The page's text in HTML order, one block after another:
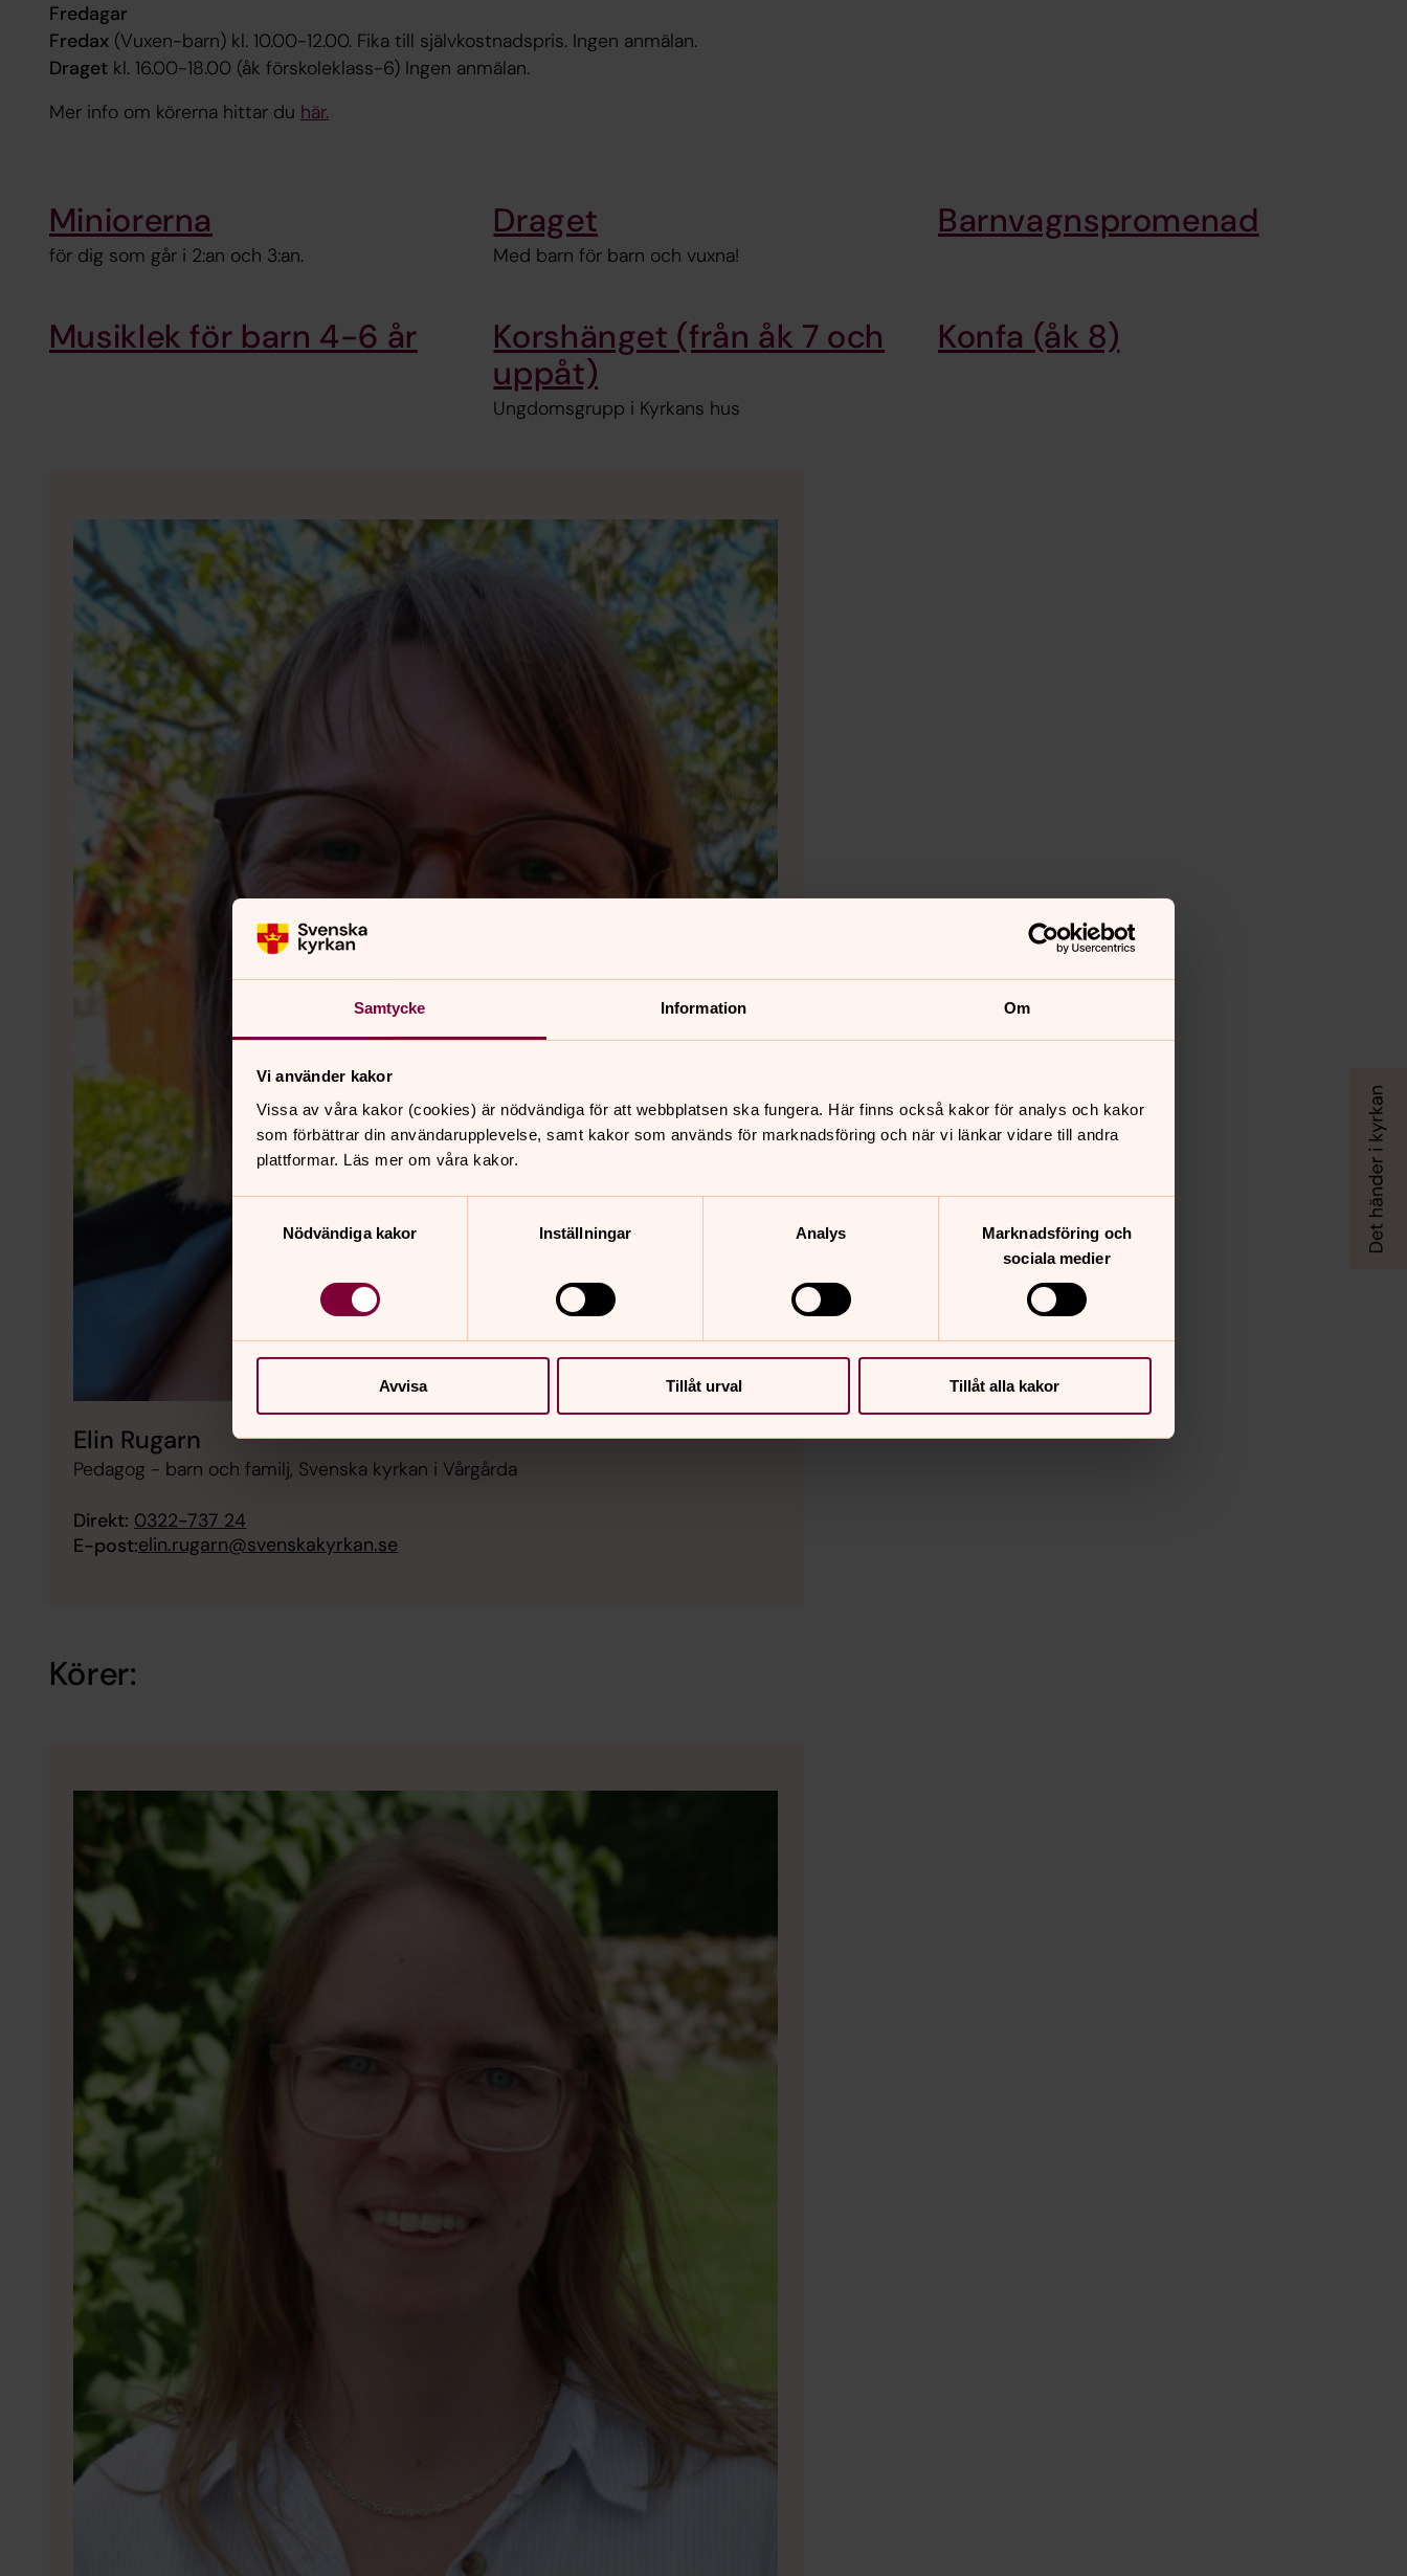
Samtycke Information Om
Vi använder kakor
Vissa av våra kakor (cookies) är nödvändiga för att webbplatsen ska fungera. Här finns också kakor för analys och kakor
som förbättrar din användarupplevelse, samt kakor som används för marknadsföring och när vi länkar vidare till andra
plattformar. Läs mer om våra kakor.
Nödvändiga kakor
Inställningar Analys
Marknadsföring och
sociala medier
Avvisa Tillåt urval Tillåt alla kakor
Fredagar
Fredax (Vuxen-barn) kl. 10.00-12.00. Fika till självkostnadspris. Ingen anmälan.
Draget kl. 16.00-18.00 (åk förskoleklass-6) Ingen anmälan.
Mer info om körerna hittar du här.
Miniorerna
för dig som går i 2:an och 3:an.
Draget
Med barn för barn och vuxna!
Barnvagnspromenad
Musiklek för barn 4-6 år
Korshänget (från åk 7 och
uppåt)
Ungdomsgrupp i Kyrkans hus
Konfa (åk 8)
Elin Rugarn
Pedagog - barn och familj, Svenska kyrkan i Vårgårda
Direkt: 0322-737 24
E-post:elin.rugarn@svenskakyrkan.se
Körer: